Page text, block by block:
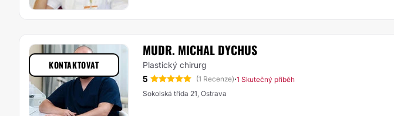
MUDR. MICHAL DYCHUS
Plastický chirurg
5
(1 Recenze)·1 Skutečný příběh
Sokolská třída 21, Ostrava
KONTAKTOVAT